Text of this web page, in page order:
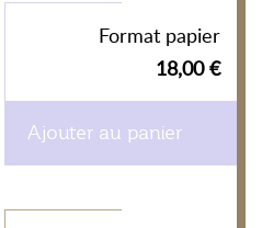
Format papier
18,00 €
Ajouter au panier